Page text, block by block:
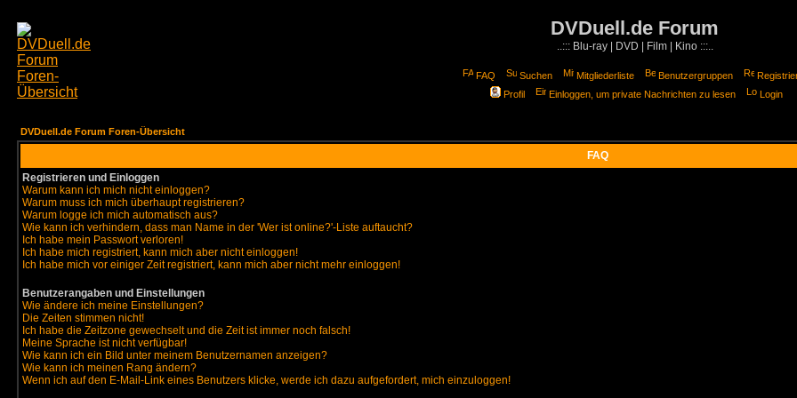
DVDuell.de Forum
..::: Blu-ray | DVD | Film | Kino :::..
FAQ Suchen Mitgliederliste Benutzergruppen
Profil
Einloggen, um private Nachrichten zu lesen Login
DVDuell.de Forum Foren-Übersicht
FAQ
Registrieren und Einloggen
Warum kann ich mich nicht einloggen?
Warum muss ich mich überhaupt registrieren?
Warum logge ich mich automatisch aus?
Wie kann ich verhindern, dass man Name in der 'Wer ist online?'-Liste auftaucht?
Ich habe mein Passwort verloren!
Ich habe mich registriert, kann mich aber nicht einloggen!
Ich habe mich vor einiger Zeit registriert, kann mich aber nicht mehr einloggen!
Benutzerangaben und Einstellungen
Wie ändere ich meine Einstellungen?
Die Zeiten stimmen nicht!
Ich habe die Zeitzone gewechselt und die Zeit ist immer noch falsch!
Meine Sprache ist nicht verfügbar!
Wie kann ich ein Bild unter meinem Benutzernamen anzeigen?
Wie kann ich meinen Rang ändern?
Wenn ich auf den E-Mail-Link eines Benutzers klicke, werde ich dazu aufgefordert, mich einzuloggen!